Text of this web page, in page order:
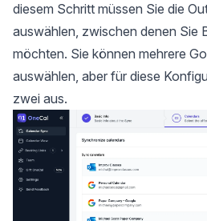
diesem Schritt müssen Sie die
auswählen, zwischen denen Sie
möchten. Sie können mehrere
auswählen, aber für diese
zwei aus.